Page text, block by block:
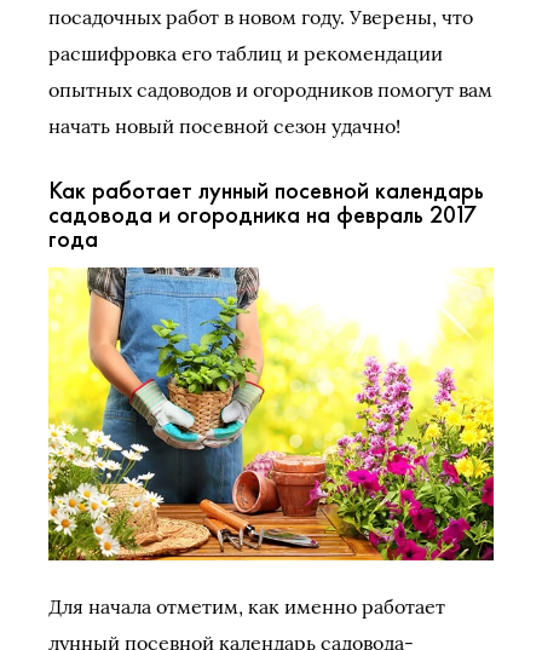
посадочных работ в новом году. Уверены, что
расшифровка его таблиц и рекомендации
опытных садоводов и огородников помогут вам
начать новый посевной сезон удачно!
Как работает лунный посевной календарь
садовода и огородника на февраль 2017
года
Для начала отметим, как именно работает
лунный посевной календарь садовода-